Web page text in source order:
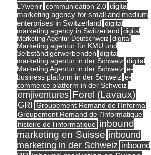
L'Avenir communication 2.0 digital
marketing agency for small and medium
enterprises in Switzerland digital
marketing agency in Switzerland digital
Marketing Agentur Deutschweiz digital
Marketing agentur für KMU und
Selbständigerwerbenden digital
marketing agentur in der Schweiz digital
Marketing Agentur in der Schweiz e-
business platform in der Schweiz e-
commerce platform in der Schweiz
emjiventures Forel (Lavaux)
GRI Groupement Romand de l'Informa
Groupement Romand de l'Informatique
histoire de l'informatique inbound
marketing en Suisse inbound
marketing in der Schweiz inbound